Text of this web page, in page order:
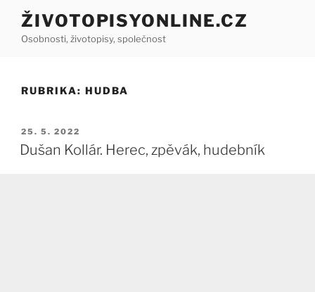
Přejít
obsahu
ŽIVOTOPISYONLINE.CZ
Osobnosti, životopisy, společnost
RUBRIKA: HUDBA
PUBLIKOVÁNO
25. 5. 2022
Dušan Kollár. Herec, zpěvák, hudebník